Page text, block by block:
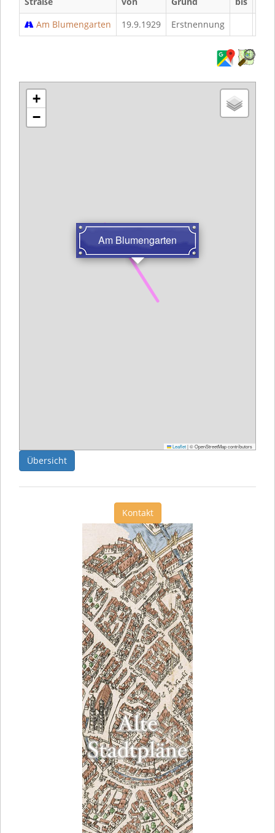
Am Blumengarten
19.9.1929 Erstnennung
Am Blumengarten
+
−
Leaflet|© OpenStreetMap contributors
Übersicht
Kontakt